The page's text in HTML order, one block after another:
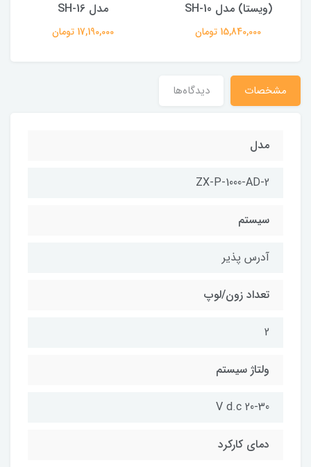
(ویستا) مدل SH-10
15,840,000 تومان
مدل SH-16
17,190,000 تومان
مشخصات دیدگاه‌ها
مدل
ZX-P-1000-AD-2
سیستم
آدرس پذیر
تعداد زون/لوپ
2
ولتاژ سیستم
20-30 V d.c
دمای کارکرد